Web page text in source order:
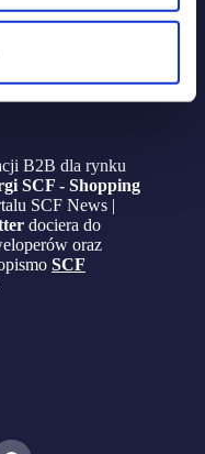
B2B dla rynku
SCF - Shopping
SCF News |
dociera do
oraz
SCF